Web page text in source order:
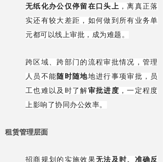
无纸化办公仅停留在口头上 ，离真正落
实还有较大差距，如何做到所有业务单
元都可以线上审批，成为难题。
跨区域、跨部门的流程审批情况，管理
人员不能 随时随地地进行事项审批，员
工也难以及时了解审批进度 ，一定程度
上影响了协同办公效率。
租赁管理层面
招商规划的实施效果无法及时、准确反